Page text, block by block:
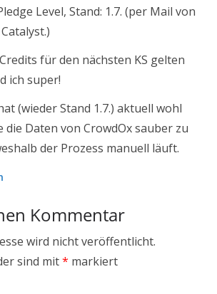
Level, Stand: 1.7. (per Mail von
für den nächsten KS gelten
ich super!
(wieder Stand 1.7.) aktuell wohl
die Daten von CrowdOx sauber zu
der Prozess manuell läuft.
Kommentar
wird nicht veröffentlicht.
sind mit* markiert